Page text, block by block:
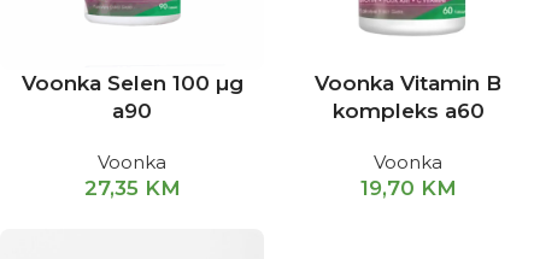
Voonka Selen 100 µg
a90
Voonka
27,35 KM
Voonka Vitamin B
kompleks a60
Voonka
19,70 KM